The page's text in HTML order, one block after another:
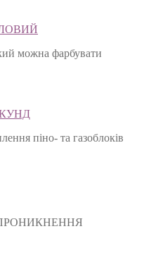
можна фарбувати
піно- та газоблоків